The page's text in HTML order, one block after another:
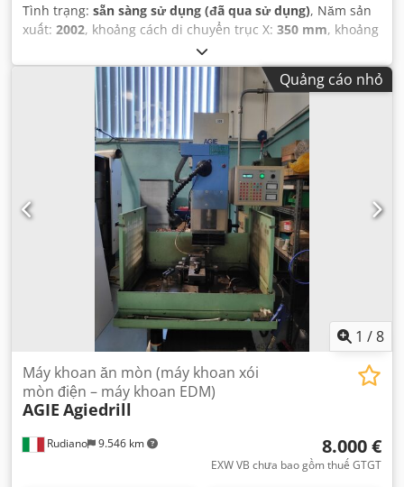
Tình trạng: sẵn sàng sử dụng (đã qua sử dụng), Năm sản
xuất: 2002, khoảng cách di chuyển trục X: 350 mm, khoảng
250 mm
trục Z:256 mm, Đường kính dây (tối đa):0,33 mm, trọng
lượng tổng cộng:3.600 kg , số lượng trục: 5, đường kính
dây (tối thiểu):
0,1 mm,
Quảng cáo nhỏ
1 /8
Rudiano 9.546 km
Máy khoan ăn mòn (máy khoan xói
mòn điện – máy khoan EDM)
AGIE Agiedrill
8.000 €
EXW VB chưa bao gồm thuế GTGT